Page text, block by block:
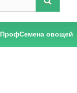
ПрофСемена овощей